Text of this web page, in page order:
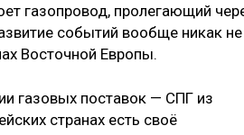
газопровод, пролегающий
событий вообще никак не
Восточной Европы.
газовых поставок — СПГ из
странах есть своё